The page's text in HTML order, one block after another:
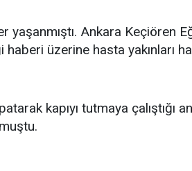
yaşanmıştı. Ankara Keçiören
haberi üzerine hasta yakınları
kapıyı tutmaya çalıştığı